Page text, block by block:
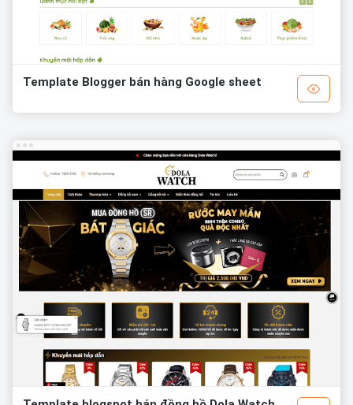
Template Blogger bán hàng Google sheet